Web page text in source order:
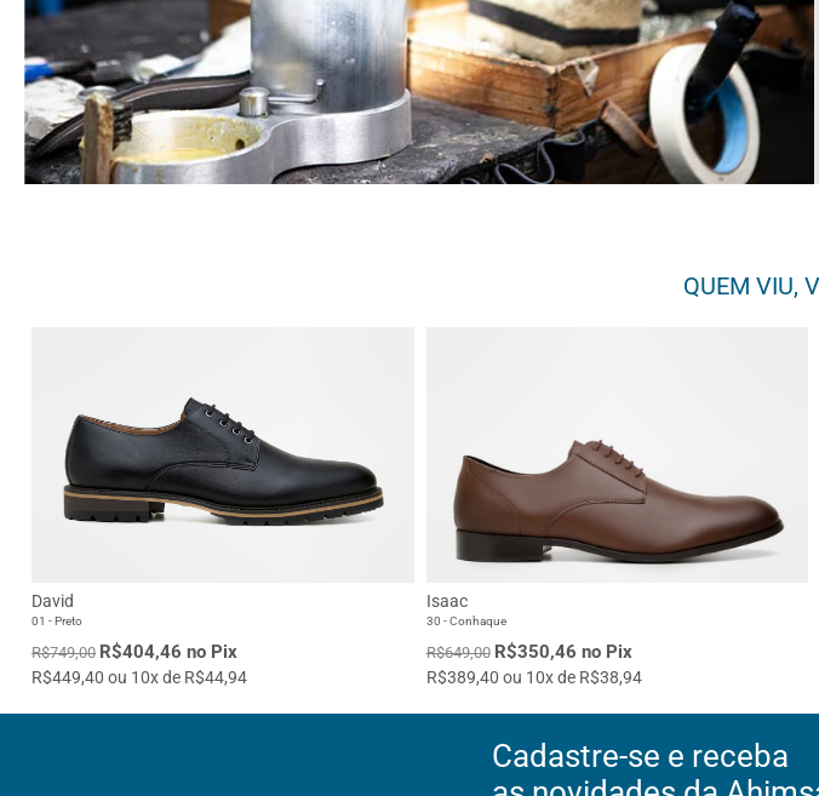
QUEM VIU,
David
01 - Preto
R$749,00 R$404,46 no Pix
R$449,40 ou 10x de R$44,94
Isaac
30 - Conhaque
R$649,00 R$350,46 no Pix
R$389,40 ou 10x de R$38,94
Cadastre-se e receba